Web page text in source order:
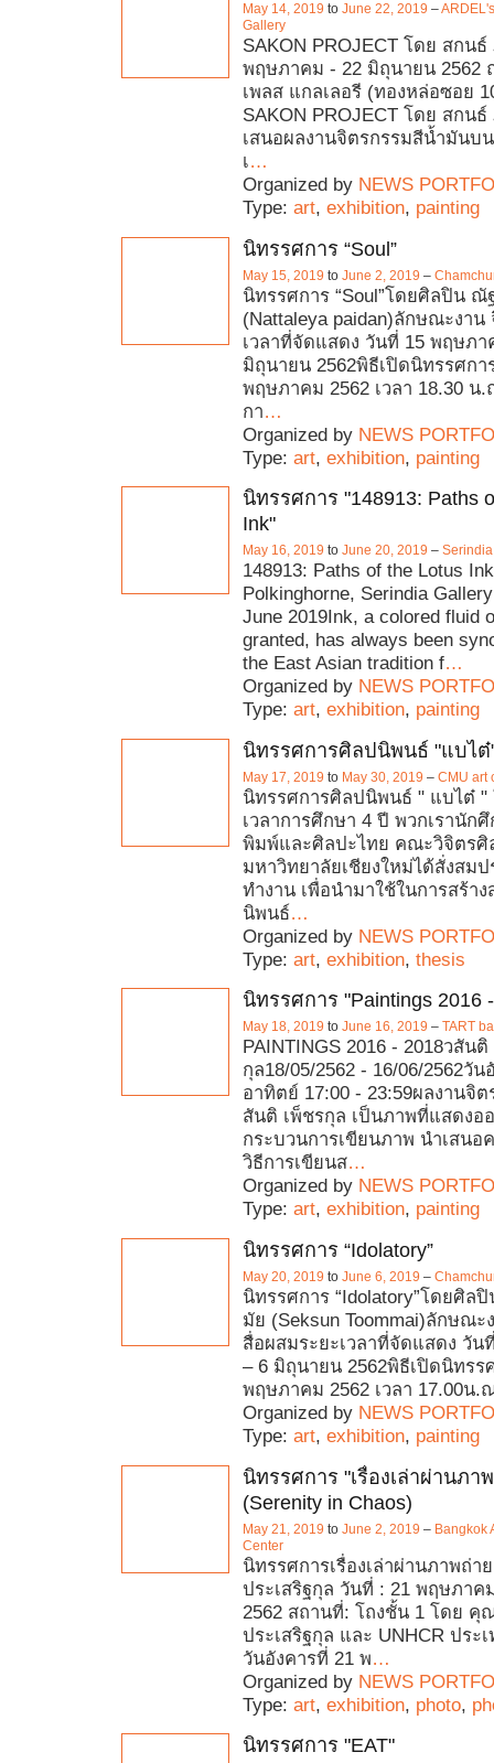
May 14, 2019 to June 22, 2019 –
Gallery
SAKON PROJECT โดย สกน
พฤษภาคม - 22 มิถุนายน 2562
เพลส แกลเลอรี (ทองหล่อซอย
SAKON PROJECT โดย สกน
เสนอผลงานจิตรกรรมสีน้ำมันบ
เ…
Organized by NEWS
Type: art, exhibition, painting
นิทรรศการ “Soul”
May 15, 2019 to June 2, 2019 –
นิทรรศการ “Soul”โดยศิลปิน
(Nattaleya paidan)ลักษณะงาน
เวลาที่จัดแสดง วันที่ 15 พฤษภา
มิถุนายน 2562พิธีเปิดนิทรรศกา
พฤษภาคม 2562 เวลา 18.30 น
กา…
Organized by NEWS
Type: art, exhibition, painting
นิทรรศการ "148913: Paths
Ink"
May 16, 2019 to June 20, 2019 –
148913: Paths of the Lotus
Polkinghorne, Serindia
June 2019Ink, a colored fluid
granted, has always been
the East Asian tradition f…
Organized by NEWS
Type: art, exhibition, painting
นิทรรศการศิลปนิพนธ์ "แบไต๋
May 17, 2019 to May 30, 2019 – CMU art
นิทรรศการศิลปนิพนธ์ " แบไต๋ "
เวลาการศึกษา 4 ปี พวกเรานัก
พิมพ์และศิลปะไทย คณะวิจิตรศิ
มหาวิทยาลัยเชียงใหม่ได้สั่งสม
ทำงาน เพื่อนำมาใช้ในการสร้า
นิพนธ์…
Organized by NEWS
Type: art, exhibition, thesis
นิทรรศการ "Paintings 2016
May 18, 2019 to June 16, 2019 – TART
PAINTINGS 2016 - 2018วสันติ
กุล18/05/2562 - 16/06/2562วัน
อาทิตย์ 17:00 - 23:59ผลงานจิต
สันติ เพ็ชรกุล เป็นภาพที่แสดงอ
กระบวนการเขียนภาพ นำเสนอ
วิธีการเขียนส…
Organized by NEWS
Type: art, exhibition, painting
นิทรรศการ “Idolatory”
May 20, 2019 to June 6, 2019 –
นิทรรศการ “Idolatory”โดยศิล
มัย (Seksun Toommai)ลักษณะ
สื่อผสมระยะเวลาที่จัดแสดง วั
– 6 มิถุนายน 2562พิธีเปิดนิทรร
พฤษภาคม 2562 เวลา 17.00น.
Organized by NEWS
Type: art, exhibition, painting
นิทรรศการ "เรื่องเล่าผ่านภา
(Serenity in Chaos)
May 21, 2019 to June 2, 2019 – Bangkok
Center
นิทรรศการเรื่องเล่าผ่านภาพถ่า
ประเสริฐกุล วันที่ : 21 พฤษภา
2562 สถานที่: โถงชั้น 1 โดย คุ
ประเสริฐกุล และ UNHCR ประ
วันอังคารที่ 21 พ…
Organized by NEWS
Type: art, exhibition, photo,
นิทรรศการ "EAT"